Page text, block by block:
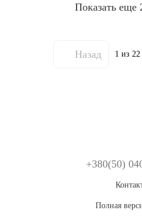
Показать еще
Назад 1 из 22
+380(50)
Полная